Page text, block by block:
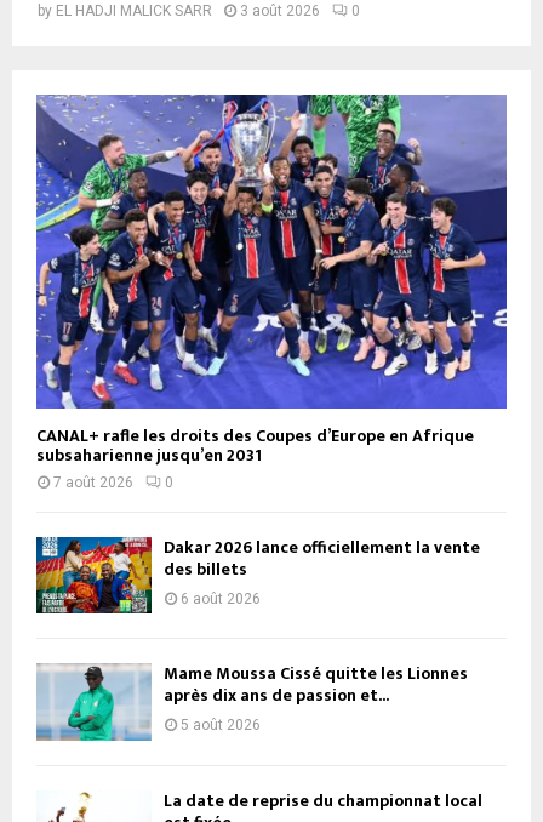
by EL HADJI MALICK SARR 3 août 2026 0
CANAL+ rafle les droits des Coupes d’Europe en Afrique
subsaharienne jusqu’en 2031
7 août 2026 0
Dakar 2026 lance officiellement la vente
des billets
6 août 2026
Mame Moussa Cissé quitte les Lionnes
après dix ans de passion et...
5 août 2026
La date de reprise du championnat local